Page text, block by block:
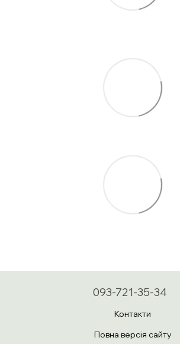
093-721-35-34
Контакти
Повна версія сайту